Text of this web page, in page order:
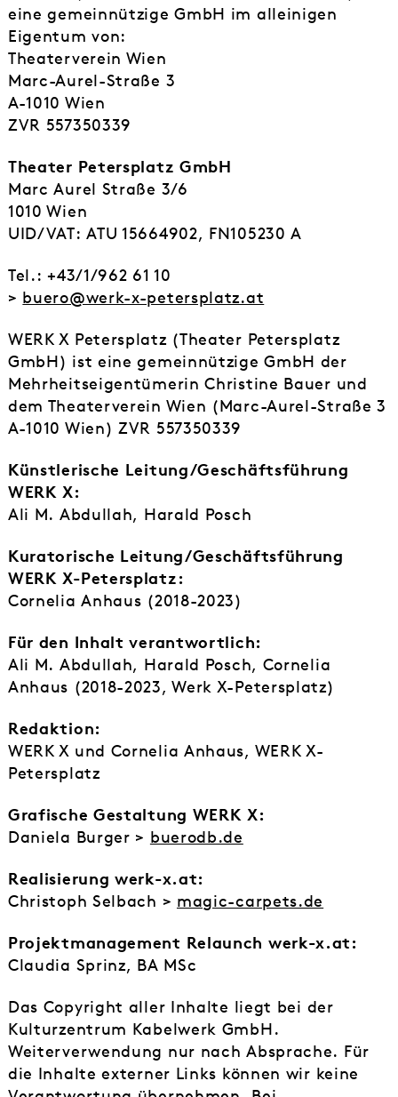
eine gemeinnützige GmbH im alleinigen
Eigentum von:
Theaterverein Wien
Marc-Aurel-Straße 3
A-1010 Wien
ZVR 557350339
Theater Petersplatz GmbH
Marc Aurel Straße 3/6
1010 Wien
UID/VAT: ATU 15664902, FN105230 A
Tel.: +43/1/962 61 10
> buero@werk-x-petersplatz.at
WERK X Petersplatz (Theater Petersplatz
GmbH) ist eine gemeinnützige GmbH der
Mehrheitseigentümerin Christine Bauer und
dem Theaterverein Wien (Marc-Aurel-Straße 3
A-1010 Wien) ZVR 557350339
Künstlerische Leitung/Geschäftsführung
WERK X:
Ali M. Abdullah, Harald Posch
Kuratorische Leitung/Geschäftsführung
WERK X-Petersplatz:
Cornelia Anhaus (2018-2023)
Für den Inhalt verantwortlich:
Ali M. Abdullah, Harald Posch, Cornelia
Anhaus (2018-2023, Werk X-Petersplatz)
Redaktion:
WERK X und Cornelia Anhaus, WERK X-
Petersplatz
Grafische Gestaltung WERK X:
Daniela Burger > buerodb.de
Realisierung werk-x.at:
Christoph Selbach > magic-carpets.de
Projektmanagement Relaunch werk-x.at:
Claudia Sprinz, BA MSc
Das Copyright aller Inhalte liegt bei der
Kulturzentrum Kabelwerk GmbH.
Weiterverwendung nur nach Absprache. Für
die Inhalte externer Links können wir keine